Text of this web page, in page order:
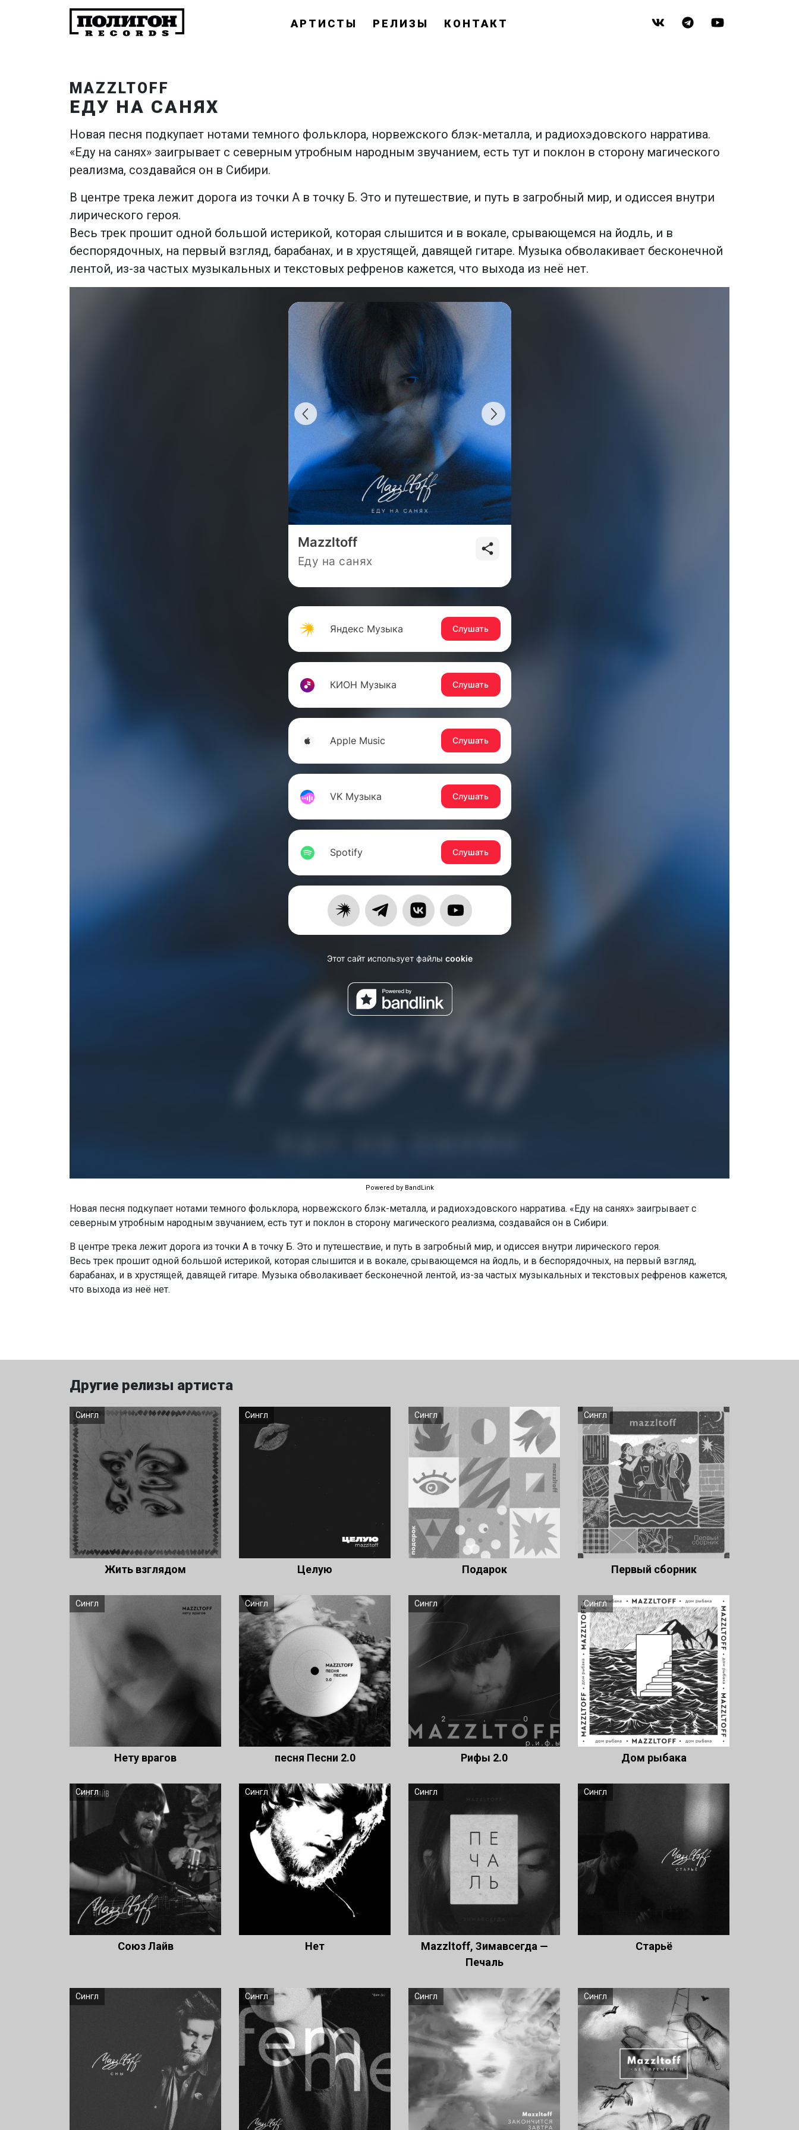
АРТИСТЫ РЕЛИЗЫ КОНТАКТ
MAZZLTOFF
ЕДУ НА САНЯХ
Новая песня подкупает нотами темного фольклора, норвежского блэк-металла, и радиохэдовского нарратива.
«Еду на санях» заигрывает с северным утробным народным звучанием, есть тут и поклон в сторону магического
реализма, создавайся он в Сибири.
В центре трека лежит дорога из точки А в точку Б. Это и путешествие, и путь в загробный мир, и одиссея внутри
лирического героя.
Весь трек прошит одной большой истерикой, которая слышится и в вокале, срывающемся на йодль, и в
беспорядочных, на первый взгляд, барабанах, и в хрустящей, давящей гитаре. Музыка обволакивает бесконечной
лентой, из-за частых музыкальных и текстовых рефренов кажется, что выхода из неё нет.
Powered by BandLink
Новая песня подкупает нотами темного фольклора, норвежского блэк-металла, и радиохэдовского нарратива. «Еду на санях» заигрывает с
северным утробным народным звучанием, есть тут и поклон в сторону магического реализма, создавайся он в Сибири.
В центре трека лежит дорога из точки А в точку Б. Это и путешествие, и путь в загробный мир, и одиссея внутри лирического героя.
Весь трек прошит одной большой истерикой, которая слышится и в вокале, срывающемся на йодль, и в беспорядочных, на первый взгляд,
барабанах, и в хрустящей, давящей гитаре. Музыка обволакивает бесконечной лентой, из-за частых музыкальных и текстовых рефренов кажется,
что выхода из неё нет.
Другие релизы артиста
Сингл
Жить взглядом
Сингл
Целую
Сингл
Подарок
Сингл
Первый сборник
Сингл
Нету врагов
Сингл
песня Песни 2.0
Сингл
Рифы 2.0
Сингл
Дом рыбака
Сингл
Союз Лайв
Сингл
Нет
Сингл
Mazzltoff, Зимавсегда —
Печаль
Сингл
Старьё
Сингл Сингл Сингл Сингл